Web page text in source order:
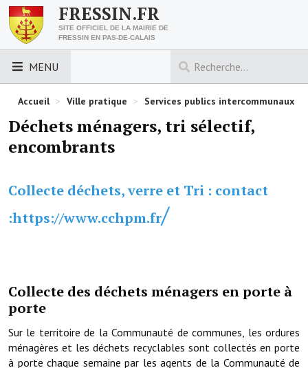
FRESSIN.FR
SITE OFFICIEL DE LA MAIRIE DE
FRESSIN EN PAS-DE-CALAIS
MENU
LES ESSENTIELS
Découvrez Fressin
Urbanisme
Nous contacter
ACCÈS RAPIDE
Démarches administratives
Projets et travaux en cours
Accueil > Ville pratique > Services publics intercommunaux
Déchets ménagers, tri sélectif,
encombrants
Collecte déchets, verre et Tri : contact
:https://www.cchpm.fr/
Collecte des déchets ménagers en porte à
porte
Sur le territoire de la Communauté de communes, les ordures
ménagères et les déchets recyclables sont collectés en porte
à porte chaque semaine par les agents de la Communauté de